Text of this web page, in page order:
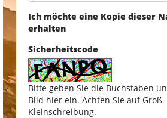
Ich möchte eine Kopie dieser
erhalten
Sicherheitscode
Bitte geben Sie die Buchstaben
Bild hier ein. Achten Sie auf
Kleinschreibung.